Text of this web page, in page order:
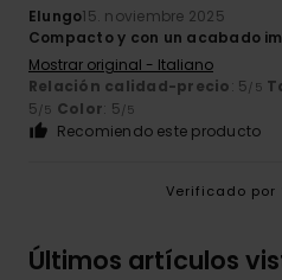
Elungo15. noviembre 2025
Compacto y con un acabado
Mostrar original - Italiano
Relación calidad-precio: 5/5
5/5 Color: 5/5
Recomiendo este producto
Verificado por
Últimos artículos